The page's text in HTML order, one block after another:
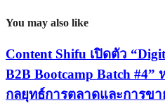
You may also like
Content Shifu เปิดตัว
B2B Bootcamp Batch
กลยุทธ์การตลาดและการข